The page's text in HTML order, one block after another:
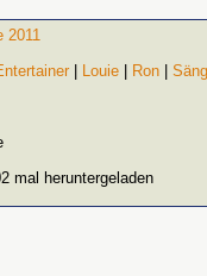
2011
Louie Ron
mal heruntergeladen